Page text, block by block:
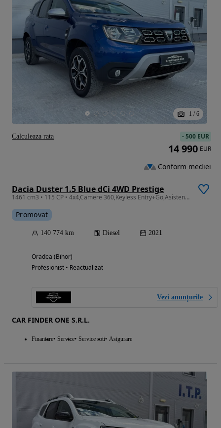
1 / 6
Dacia Duster 1.5 Blue dCi 4WD Prestige
1461 cm3 • 115 CP • 4x4,Camere 360,Keyless Entry+Go,Asistenta Coborare,Pilot,Led,Carlig
Promovat
140 774 km Diesel 2021
Oradea (Bihor)
Profesionist • Reactualizat
Vezi anunțurile
CAR FINDER ONE S.R.L.
Finantare Service Service roti Asigurare
-500 EUR
14 990 EUR
Conform mediei
Calculeaza rata